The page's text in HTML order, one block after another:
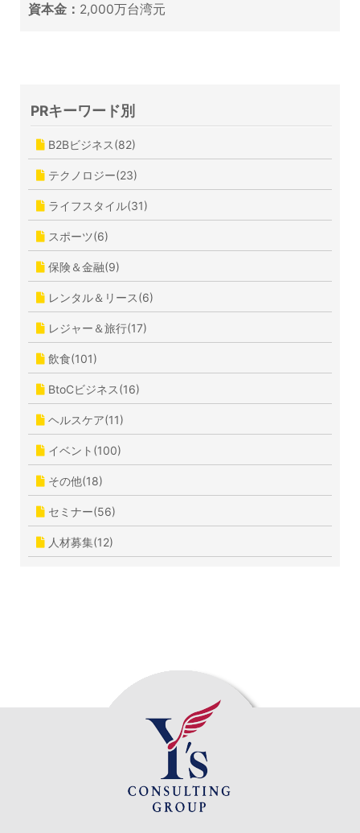
資本金： 2,000万台湾元
PRキーワード別
B2Bビジネス(82)
テクノロジー(23)
ライフスタイル(31)
スポーツ(6)
保険＆金融(9)
レンタル＆リース(6)
レジャー＆旅行(17)
飲食(101)
BtoCビジネス(16)
ヘルスケア(11)
イベント(100)
その他(18)
セミナー(56)
人材募集(12)